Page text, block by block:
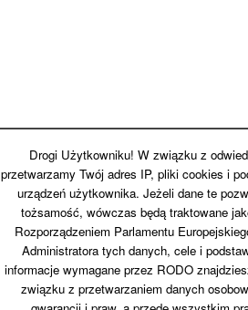
Back to top
Mobile
Drogi Użytkowniku! W związku z
przetwarzamy Twój adres IP, pliki cookies i
urządzeń użytkownika. Jeżeli dane te
tożsamość, wówczas będą traktowane
Rozporządzeniem Parlamentu
Administratora tych danych, cele i
informacje wymagane przez RODO
związku z przetwarzaniem danych